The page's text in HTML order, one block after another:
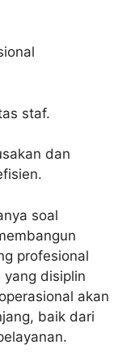
staf.
dan
soal
profesional
yang disiplin
akan
baik dari